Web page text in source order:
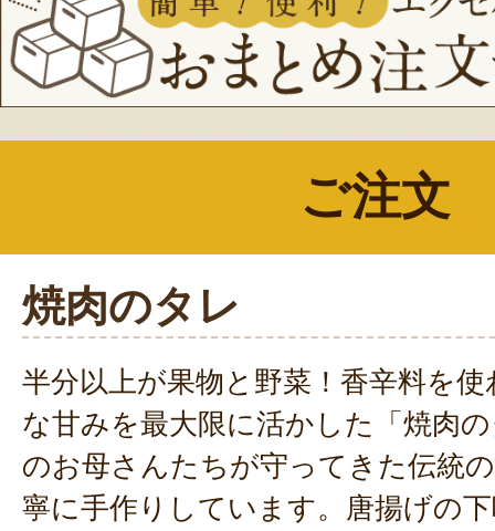
ご注文
焼肉のタレ
半分以上が果物と野菜！香辛料を
な甘みを最大限に活かした「焼肉
のお母さんたちが守ってきた伝統
寧に手作りしています。唐揚げの